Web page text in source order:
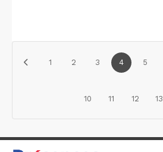
1 2 3 4 5
10 11 12 13